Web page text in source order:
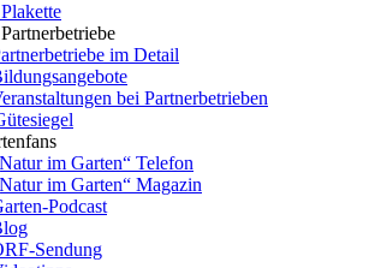
im Detail
bei Partnerbetrieben
im Garten“ Telefon
im Garten“ Magazin
Podcast
Sendung